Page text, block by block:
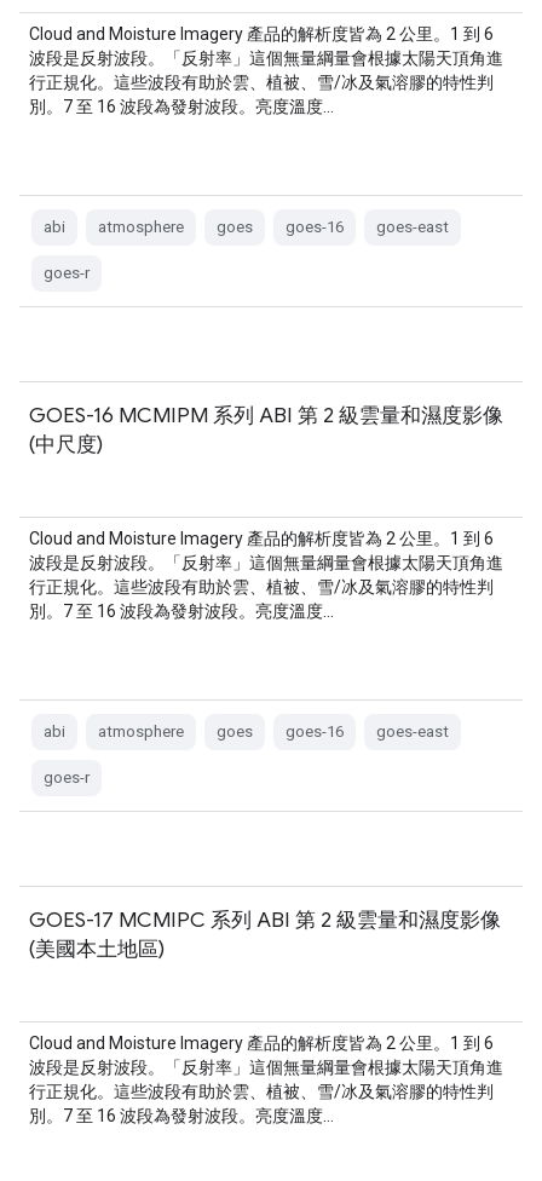
Cloud and Moisture Imagery 產品的解析度皆為 2 公里。1 到 6
波段是反射波段。「反射率」這個無量綱量會根據太陽天頂角進
行正規化。這些波段有助於雲、植被、雪/冰及氣溶膠的特性判
別。7 至 16 波段為發射波段。亮度溫度…
abi atmosphere goes goes-16 goes-east
goes-r
GOES-16 MCMIPM 系列 ABI 第 2 級雲量和濕度影像
(中尺度)
Cloud and Moisture Imagery 產品的解析度皆為 2 公里。1 到 6
波段是反射波段。「反射率」這個無量綱量會根據太陽天頂角進
行正規化。這些波段有助於雲、植被、雪/冰及氣溶膠的特性判
別。7 至 16 波段為發射波段。亮度溫度…
abi atmosphere goes goes-16 goes-east
goes-r
GOES-17 MCMIPC 系列 ABI 第 2 級雲量和濕度影像
(美國本土地區)
Cloud and Moisture Imagery 產品的解析度皆為 2 公里。1 到 6
波段是反射波段。「反射率」這個無量綱量會根據太陽天頂角進
行正規化。這些波段有助於雲、植被、雪/冰及氣溶膠的特性判
別。7 至 16 波段為發射波段。亮度溫度…